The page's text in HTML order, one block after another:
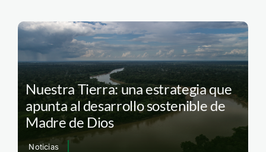
Nuestra Tierra: una estrategia que
apunta al desarrollo sostenible de
Madre de Dios
Noticias